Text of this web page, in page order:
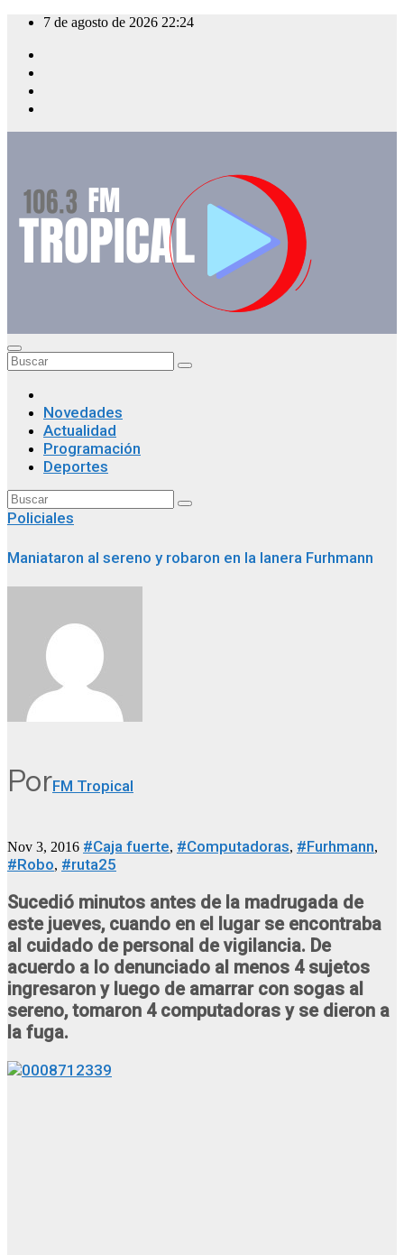
Saltar
contenido
7 de agosto de 2026 22:24
Noticias, entretenimiento y novedades locales y
Novedades
Actualidad
Programación
Deportes
Policiales
Maniataron al sereno y robaron en la lanera Furhmann
PorFM Tropical
Nov 3, 2016 #Caja fuerte, #Computadoras, #Furhmann,
#Robo, #ruta25
Sucedió minutos antes de la madrugada de
este jueves, cuando en el lugar se encontraba
al cuidado de personal de vigilancia. De
acuerdo a lo denunciado al menos 4 sujetos
ingresaron y luego de amarrar con sogas al
sereno, tomaron 4 computadoras y se dieron a
la fuga.